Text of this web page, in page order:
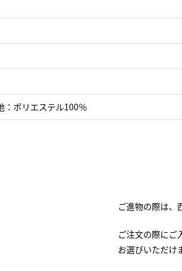
ポリエステル100％
ご進物の際は、
ご注文の際にご
お選びいただけ